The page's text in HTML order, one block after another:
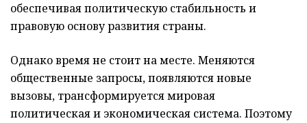
обеспечивая политическую стабильность и
правовую основу развития страны.
Однако время не стоит на месте. Меняются
общественные запросы, появляются новые
вызовы, трансформируется мировая
политическая и экономическая система. Поэтому